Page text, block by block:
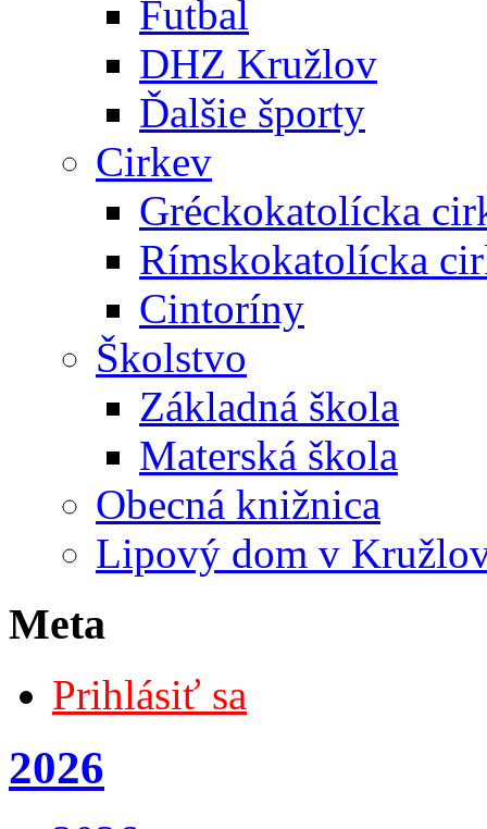
Futbal
DHZ Kružlov
Ďalšie športy
Cirkev
Gréckokatolícka
Rímskokatolícka
Cintoríny
Školstvo
Základná škola
Materská škola
Obecná knižnica
Lipový dom v
Meta
Prihlásiť sa
2026